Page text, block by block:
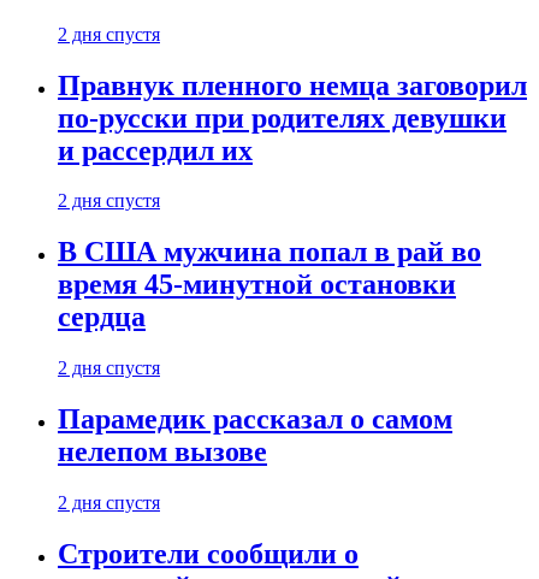
2 дня спустя
Правнук пленного немца заговорил
по-русски при родителях девушки
и рассердил их
2 дня спустя
В США мужчина попал в рай во
время 45-минутной остановки
сердца
2 дня спустя
Парамедик рассказал о самом
нелепом вызове
2 дня спустя
Строители сообщили о